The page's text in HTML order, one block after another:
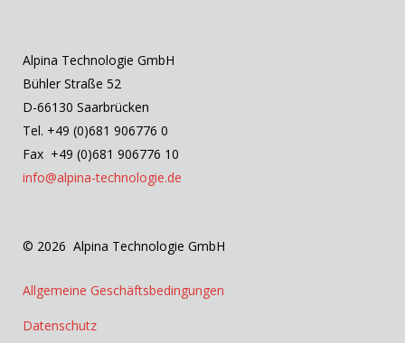
Alpina Technologie GmbH
Bühler Straße 52
D-66130 Saarbrücken
Tel. +49 (0)681 906776 0
Fax +49 (0)681 906776 10
info@alpina-technologie.de
© 2026 Alpina Technologie GmbH
Allgemeine Geschäftsbedingungen
Datenschutz